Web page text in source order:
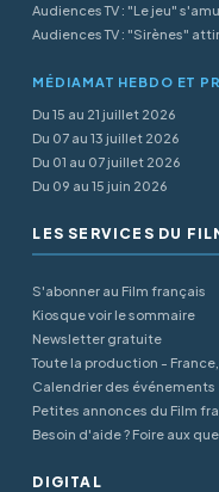
Audiences TV : "Le jeu"
Audiences TV : "Sirènes"
MÉDIAMAT HEBDO ET
Du 15 au 21 juillet 2026
Du 07 au 13 juillet 2026
Du 01 au 07 juillet 2026
Du 09 au 15 juin 2026
LES SERVICES DU
S'abonner au Film français
Kiosque voir le sommaire
Newsletter gratuite
Toute la production -
Calendrier des événements
Petites annonces du Film
Besoin d'aide ? Foire aux
DIGITAL